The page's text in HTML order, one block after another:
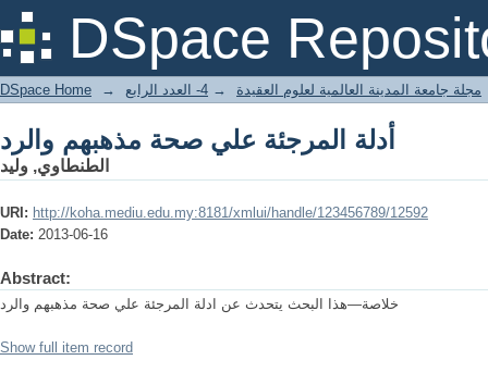
DSpace
أدلة المرجئة علي صحة مذهبهم والرد
DSpace Home → مجلة جامعة المدينة العالمية لعلوم العقيدة → 4- العدد الرابع
أدلة المرجئة علي صحة مذهبهم والرد
الطنطاوي, وليد
URI: http://koha.mediu.edu.my:8181/xmlui/handle/123456789/12592
Date: 2013-06-16
Abstract:
خلاصة—هذا البحث يتحدث عن ادلة المرجئة علي صحة مذهبهم والرد
Show full item record